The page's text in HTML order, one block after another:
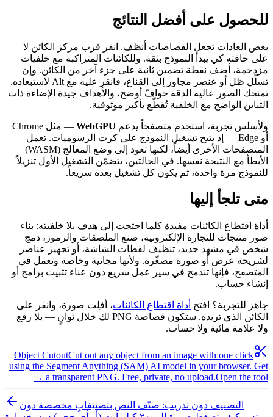
للحصول على أفضل النتائج
بعض العادات تجعل القصاصات أنظف. انقر قرب مركز الكائن لا
على حافته كي يبدأ النموذج بثقة. وللكائنات المتراكبة مع خلفيات
مزدحمة، أضف نقطة تضمين ثانية على جزء آخر من الكائن. وإن
تسلّل ظل أو عنصر مجاور إلى القناع، فانقر عليه مع Alt لاستبعاده.
تمنحك الصور عالية الدقة حوافّ أوضح، والأهداف جيدة الإضاءة ذات
التباين الواضح مع الخلفية تُقطَّع بأكبر موثوقية.
ولأسلس تجربة، استخدم متصفحاً يدعم WebGPU
— مثل Chrome
أو Edge — إذ يتيح تشغيل النموذج على كرت الرسوميات. تعمل
المتصفحات الأخرى أيضاً، لكنها تعود إلى وضع المعالج (WASM)
الأبطأ مع النتيجة نفسها. في الحالتين، يتضمّن التشغيل الأول تنزيلاً
للنموذج مرة واحدة، ثم يكون كل تشغيل بعده سريعاً.
متى تلجأ إليها
أداة اقتطاع الكائنات مفيدة كلما احتجت إلى هدف بلا خلفيته: بناء
صور منتجات للتجارة الإلكترونية، صنع الملصقات والرموز، دمج
شخص في مشهد جديد، تنظيف لقطات الشاشة، أو تجهيز عناصر
لشريحة عرض أو صورة مصغّرة. ولأنها مجانية وخاصة وتعمل في
المتصفح، فإنها تندمج في سير عمل سريع دون عناء تثبيت برامج أو
إنشاء حساب.
جاهز للتجربة؟ افتح أداة اقتطاع الكائنات، أفلِت صورة، وانقر على
الكائن الذي تريده. ستكون قصاصة PNG لك خلال ثوانٍ — بلا رفع
ولا علامة مائية ولا حساب.
Object CutoutCut out any object from an image with one click
using the Segment Anything (SAM) AI model in your browser. Get
a transparent PNG. Free, private, no upload.Open the tool →
التصنيف دون تدريب: صنّف النص بتصنيفاتٍ مخصصة دون